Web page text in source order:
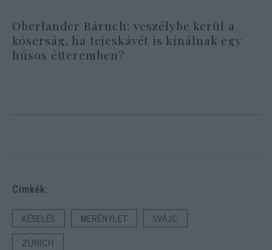
Oberlander Báruch: veszélybe kerül a
kóserság, ha tejeskávét is kínálnak egy
húsos étteremben?
Cimkék:
KÉSELÉS MERÉNYLET
SVÁJC
ZÜRICH